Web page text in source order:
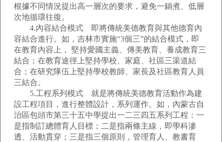
根據不同情況提出高一層次的要求，避免一鍋煮、低層
次地循環往復。
4.內容結合模式 即將傳統美德教育與其他德育內
容結合進行。如，吉林市實施“3個三”的結合模式，即
在教育內容上， 堅持愛國主義、傳美教育、養成教育三
結合；在教育途徑上堅持學校、家庭、社區三渠道結
合；在研究隊伍上堅持學校教師、家長及社區教育人員
三結合。
5.工程系列模式 就是將傳統美德教育活動作為建
設工程項目，進行整體設計，系列運作。如，內蒙古自
治區包頭市第三十五中學提出一二三四五系列工程：一
是指制訂總體育人目標；二是指兩條主線，即學科滲
透、活動貫穿；三是指三個原則，管理育人、教書育